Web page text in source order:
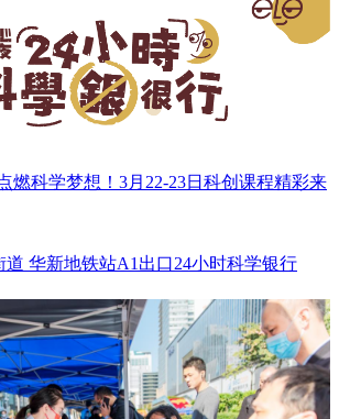
燃科学梦想！3月22-23日科创课程精彩来
道 华新地铁站A1出口24小时科学银行